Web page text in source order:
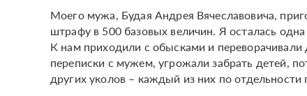
Моего мужа, Будая Андрея Вячеславовича,
штрафу в 500 базовых величин. Я осталась
К нам приходили с обысками и
переписки с мужем, угрожали забрать детей,
других уколов – каждый из них по